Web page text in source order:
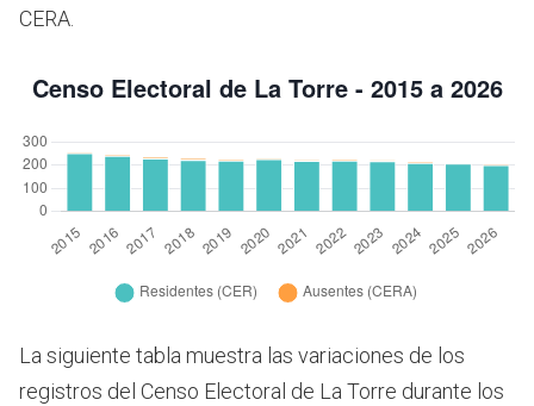
CERA.
La siguiente tabla muestra las variaciones de los
registros del Censo Electoral de La Torre durante los